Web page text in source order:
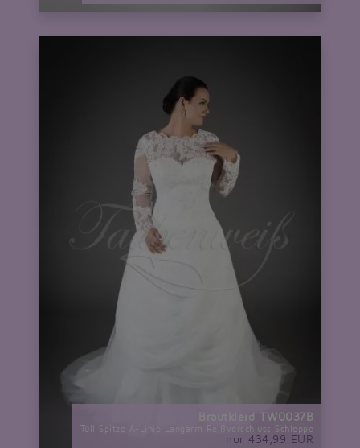
Brautkleid TW0037B
Tüll Spitze A-Linie Langarm Reißverschluss Schleppe
nur 434,99 EUR